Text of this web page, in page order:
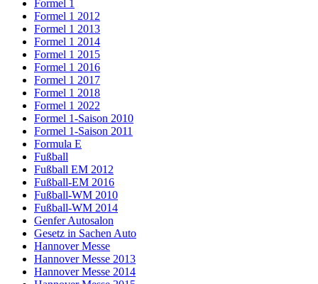
Formel 1
Formel 1 2012
Formel 1 2013
Formel 1 2014
Formel 1 2015
Formel 1 2016
Formel 1 2017
Formel 1 2018
Formel 1 2022
Formel 1-Saison 2010
Formel 1-Saison 2011
Formula E
Fußball
Fußball EM 2012
Fußball-EM 2016
Fußball-WM 2010
Fußball-WM 2014
Genfer Autosalon
Gesetz in Sachen Auto
Hannover Messe
Hannover Messe 2013
Hannover Messe 2014